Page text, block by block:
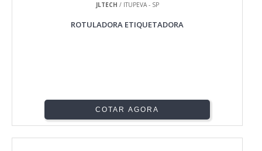
JLTECH / ITUPEVA - SP
ROTULADORA ETIQUETADORA
COTAR AGORA